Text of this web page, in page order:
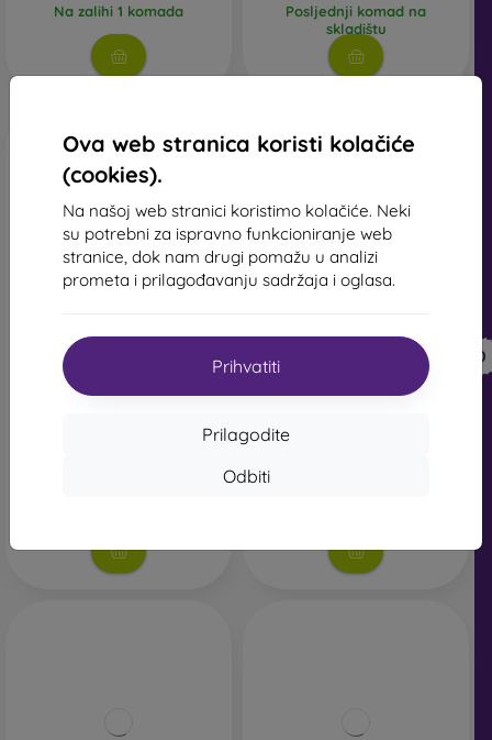
Ova web stranica koristi kolačiće
(cookies).
Na našoj web stranici koristimo kolačiće. Neki
su potrebni za ispravno funkcioniranje web
stranice, dok nam drugi pomažu u analizi
prometa i prilagođavanju sadržaja i oglasa.
Prihvatiti
Prilagodite
Odbiti
Na zalihi 1 komada
Posljednji komad na
skladištu
Kožna TPU maska
Samsung Galaxy A32 5G
14,90 €
PROTECT10
Tactical Field knjižni omot